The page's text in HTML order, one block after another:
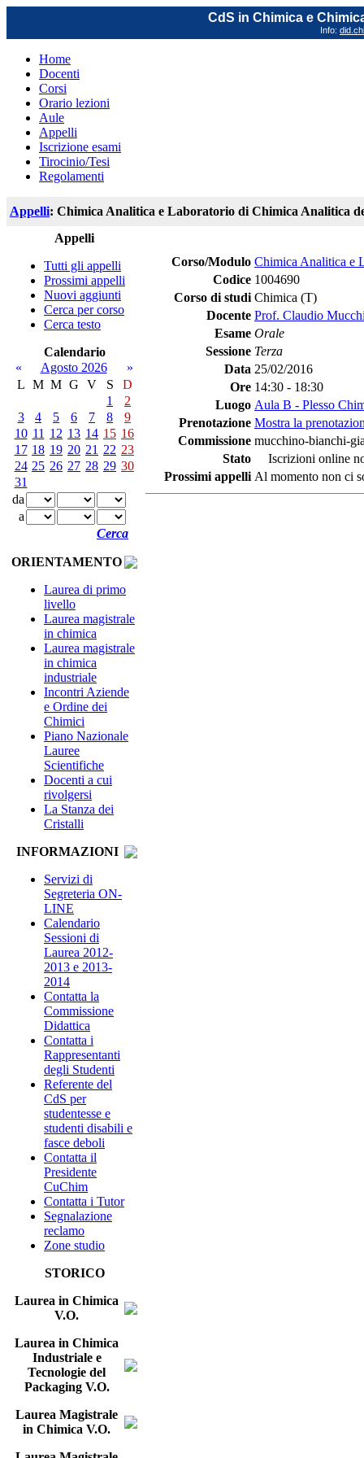
CdS in Chimica e
Info:
Home
Docenti
Corsi
Orario lezioni
Aule
Appelli
Iscrizione esami
Tirocinio/Tesi
Regolamenti
Appelli: Chimica Analitica e Laboratorio di Chimica Analitica
Appelli
Tutti gli appelli
Prossimi appelli
Nuovi aggiunti
Cerca per corso
Cerca testo
Calendario
«
Agosto 2026
»
L M M G V S
D
1
2
3
4 5 6 7 8
9
10 11 12 13 14 15 16
17 18 19 20 21 22 23
24 25 26 27 28 29 30
31
da
a
Cerca
ORIENTAMENTO
Laurea di primo
livello
Laurea magistrale
in chimica
Laurea magistrale
in chimica
industriale
Incontri Aziende
e Ordine dei
Chimici
Piano Nazionale
Lauree
Scientifiche
Docenti a cui
rivolgersi
La Stanza dei
Cristalli
INFORMAZIONI
Servizi di
Segreteria ON-
LINE
Calendario
Sessioni di
Laurea 2012-
2013 e 2013-
2014
Contatta la
Commissione
Didattica
Contatta i
Rappresentanti
degli Studenti
Referente del
CdS per
studentesse e
studenti disabili e
fasce deboli
Contatta il
Presidente
CuChim
Contatta i Tutor
Segnalazione
reclamo
Zone studio
STORICO
Laurea in Chimica
V.O.
Laurea in Chimica
Industriale e
Tecnologie del
Packaging V.O.
Laurea Magistrale
in Chimica V.O.
Corso/Modulo Chimica Analitica e
Codice 1004690
Corso di studi Chimica (T)
Docente Prof. Claudio
Esame Orale
Sessione Terza
Data 25/02/2016
Ore 14:30 - 18:30
Luogo Aula B - Plesso
Prenotazione Mostra la
Commissione mucchino-bianchi-
Stato
Iscrizioni online
Prossimi appelli Al momento non ci